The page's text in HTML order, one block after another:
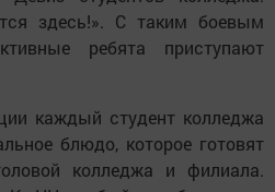
здесь!». С таким боевым
ребята приступают
каждый студент колледжа
блюдо, которое готовят
колледжа и филиала.